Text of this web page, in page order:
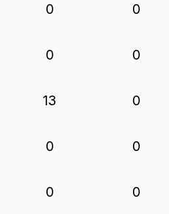
0 0
0 0
13 0
0 0
0 0